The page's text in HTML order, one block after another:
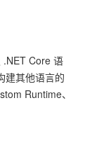
.NET Core 语
建其他语言的
Runtime、